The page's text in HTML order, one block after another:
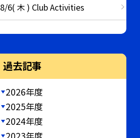
8/6( 木 ) Club Activities
過去記事
2026年度
2025年度
2024年度